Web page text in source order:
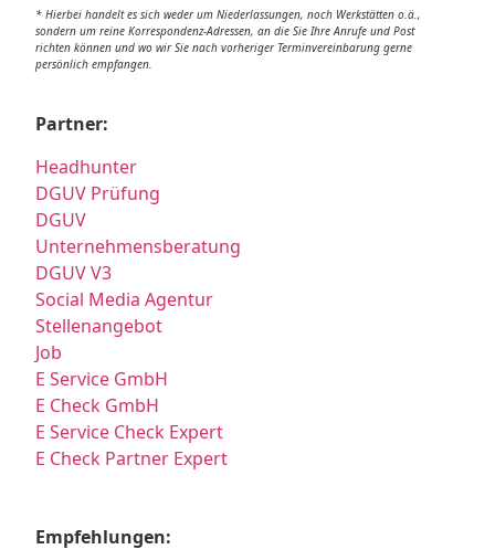
* Hierbei handelt es sich weder um Niederlassungen, noch Werkstätten o.ä.,
sondern um reine Korrespondenz-Adressen, an die Sie Ihre Anrufe und Post
richten können und wo wir Sie nach vorheriger Terminvereinbarung gerne
persönlich empfangen.
Partner:
Headhunter
DGUV Prüfung
DGUV
Unternehmensberatung
DGUV V3
Social Media Agentur
Stellenangebot
Job
E Service GmbH
E Check GmbH
E Service Check Expert
E Check Partner Expert
Empfehlungen: